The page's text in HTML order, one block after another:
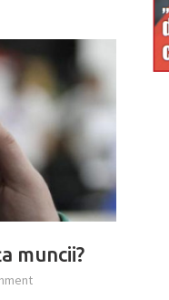
muncii?